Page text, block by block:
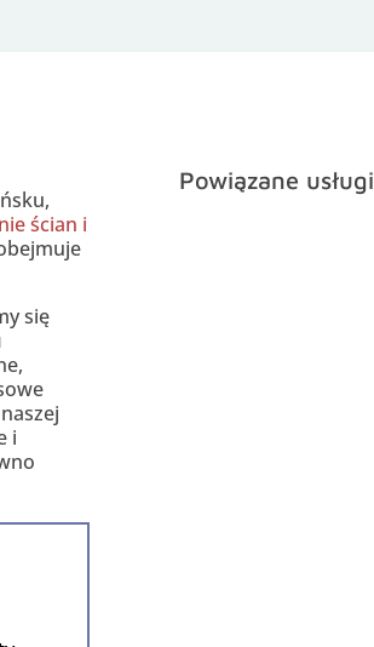
ścian i
się
i
Powiązane usługi